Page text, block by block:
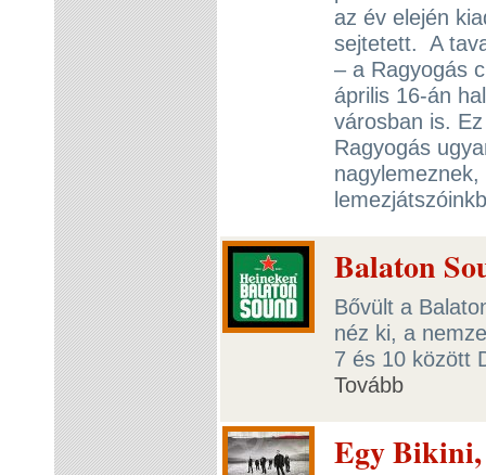
az év elején
sejtetett. A
– a Ragyogás
április 16-án
városban is.
Ragyogás
Balaton
Bővült a
néz ki, a
7 és 10 között
Tovább
Egy